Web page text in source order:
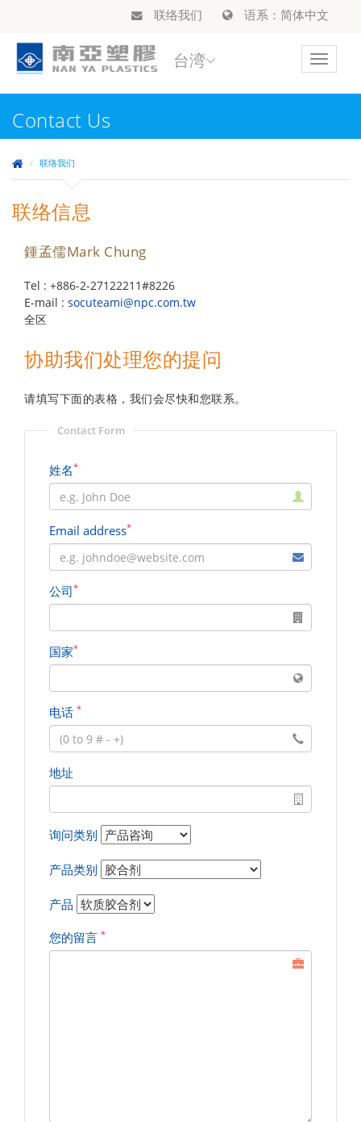
联络我们 语系：简体中文
Toggle
台湾
Contact Us
联络我们
联络信息
鍾孟儒Mark Chung
Tel : +886-2-27122211#8226
E-mail : socuteami@npc.com.tw
全区
协助我们处理您的提问
请填写下面的表格，我们会尽快和您联系。
Contact Form
姓名*
Email address*
公司*
国家*
电话 *
地址
询问类别
产品类别
产品
您的留言 *